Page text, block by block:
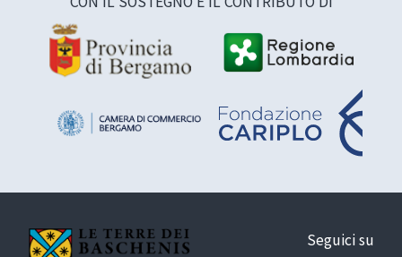
Seguici su